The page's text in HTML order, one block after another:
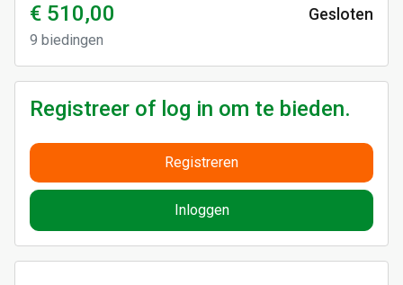
€ 510,00
9 biedingen
Gesloten
Registreer of log in om te bieden.
Registreren
Inloggen